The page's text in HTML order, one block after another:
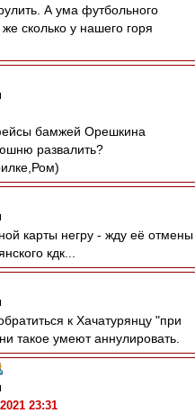
А ума футбольного
сколько у нашего горя
бамжей Орешкина
развалить?
карты негру - жду её отмены
кдк...
к Хачатурянцу "при
такое умеют аннулировать.
23:31